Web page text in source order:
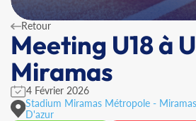
Retour
Meeting U18 à
Miramas
4 Février 2026
Stadium Miramas Métropole -
D'azur